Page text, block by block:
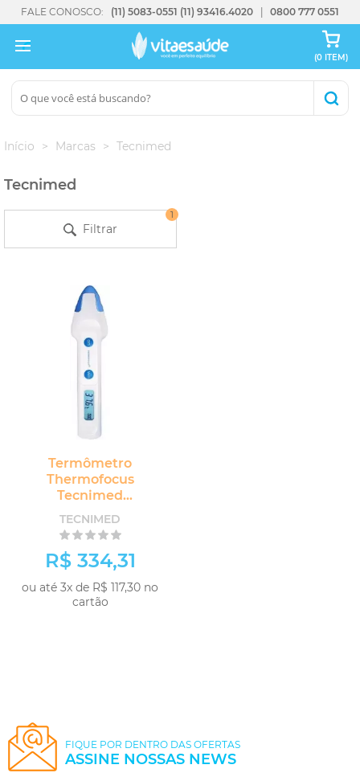
FALE CONOSCO: (11) 5083-0551 (11) 93416.4020 0800 777 0551
(0 ITEM)
Início Marcas Tecnimed
Tecnimed
Filtrar
1
Termômetro
Thermofocus
Tecnimed
Termômetro Clínico
não Contato
TECNIMED
R$ 334,31
ou até 3x de R$ 117,30 no
cartão
FIQUE POR DENTRO DAS OFERTAS
ASSINE NOSSAS NEWS